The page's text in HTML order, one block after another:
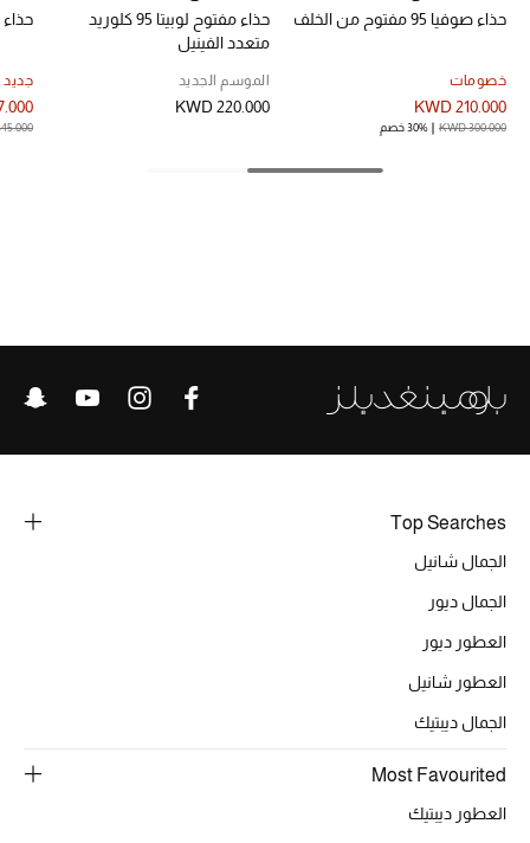
أبرز الحقائب
تسوقوا الحقائب
أحذية النسائية
تشكيلة الأحذية
حذاء صوفيا 95 مفتوح من الخلف
خصومات
KWD 210.000
KWD 300.000 30% خصم
حذاء مفتوح لوبيتا 95 كلوريد
متعدد الفينيل
الموسم الجديد
KWD 220.000
حذاء
Top Searches
الجمال شانيل
الجمال ديور
العطور ديور
العطور شانيل
الجمال ديبتيك
Most Favourited
العطور ديبتيك